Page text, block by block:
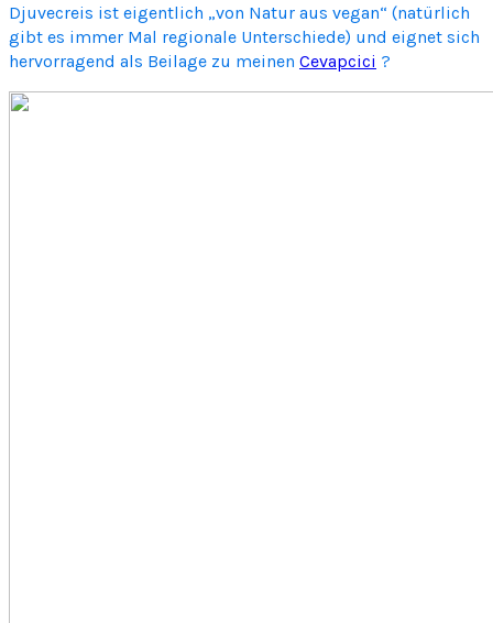
u
v
e
c
Djuvecreis ist eigentlich „von Natur aus vegan“ (natürlich
gibt es immer Mal regionale Unterschiede) und eignet sich
hervorragend als Beilage zu meinen Cevapcici ?